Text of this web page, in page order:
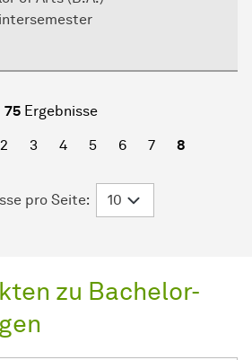
75 Ergebnisse
2 3 4 5 6 7 8
pro Seite:
zu Bachelor-